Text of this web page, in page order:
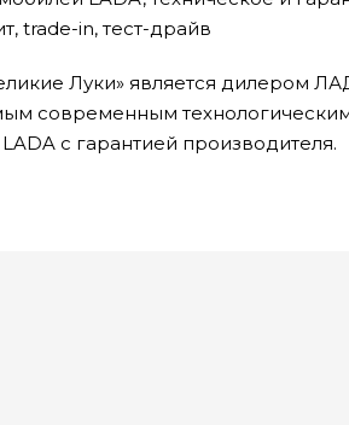
trade-in, тест-драйв
Луки» является дилером
современным
с гарантией производителя.